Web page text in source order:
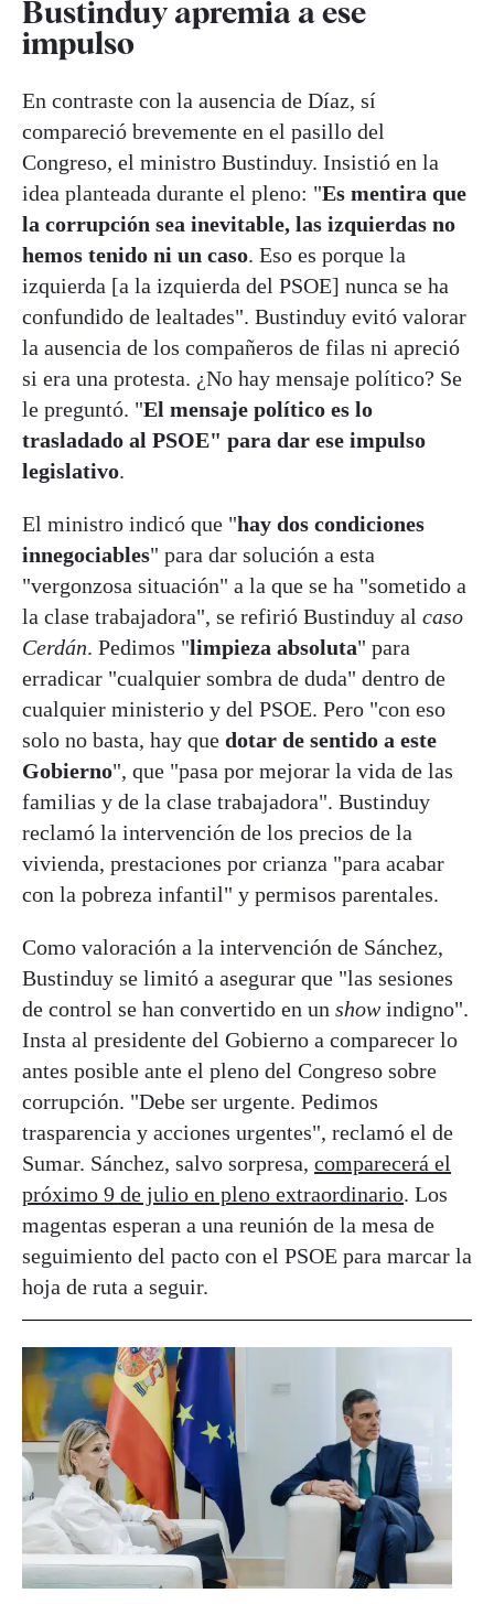
Bustinduy apremia a ese
impulso
En contraste con la ausencia de Díaz, sí
compareció brevemente en el pasillo del
Congreso, el ministro Bustinduy. Insistió en la
idea planteada durante el pleno: "Es mentira que
la corrupción sea inevitable, las izquierdas no
hemos tenido ni un caso. Eso es porque la
izquierda [a la izquierda del PSOE] nunca se ha
confundido de lealtades". Bustinduy evitó valorar
la ausencia de los compañeros de filas ni apreció
si era una protesta. ¿No hay mensaje político? Se
le preguntó. "El mensaje político es lo
trasladado al PSOE" para dar ese impulso
legislativo.
El ministro indicó que "hay dos condiciones
innegociables" para dar solución a esta
"vergonzosa situación" a la que se ha "sometido a
la clase trabajadora", se refirió Bustinduy al caso
Cerdán. Pedimos "limpieza absoluta" para
erradicar "cualquier sombra de duda" dentro de
cualquier ministerio y del PSOE. Pero "con eso
solo no basta, hay que dotar de sentido a este
Gobierno", que "pasa por mejorar la vida de las
familias y de la clase trabajadora". Bustinduy
reclamó la intervención de los precios de la
vivienda, prestaciones por crianza "para acabar
con la pobreza infantil" y permisos parentales.
Como valoración a la intervención de Sánchez,
Bustinduy se limitó a asegurar que "las sesiones
de control se han convertido en un show indigno".
Insta al presidente del Gobierno a comparecer lo
antes posible ante el pleno del Congreso sobre
corrupción. "Debe ser urgente. Pedimos
trasparencia y acciones urgentes", reclamó el de
Sumar. Sánchez, salvo sorpresa, comparecerá el
próximo 9 de julio en pleno extraordinario. Los
magentas esperan a una reunión de la mesa de
seguimiento del pacto con el PSOE para marcar la
hoja de ruta a seguir.